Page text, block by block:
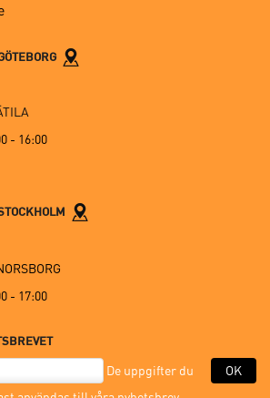
- 16:00
- 17:00
OK
De uppgifter du